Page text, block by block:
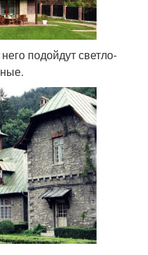
подойдут светло-